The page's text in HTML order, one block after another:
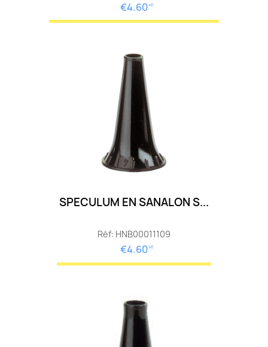
€4.60 HT
SPECULUM EN SANALON S...
Réf: HNB00011109
€4.60 HT